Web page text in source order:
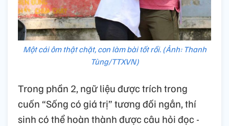
Một cái ôm thật chặt, con làm bài tốt rồi. (Ảnh: Thanh
Tùng/TTXVN)
Trong phần 2, ngữ liệu được trích trong
cuốn “Sống có giá trị” tương đối ngắn, thí
sinh có thể hoàn thành được câu hỏi đọc -